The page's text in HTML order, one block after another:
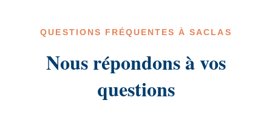
QUESTIONS FRÉQUENTES À SACLAS
Nous répondons à vos
questions